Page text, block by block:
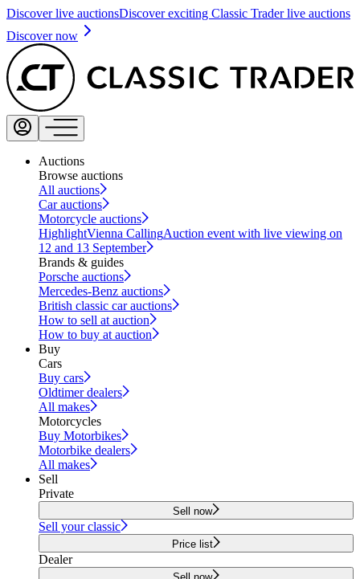
Discover live auctionsDiscover exciting Classic Trader live auctions
Discover now
Auctions
Browse auctions
All auctions
Car auctions
Motorcycle auctions
HighlightVienna CallingAuction event with live viewing on
12 and 13 September
Brands & guides
Porsche auctions
Mercedes-Benz auctions
British classic car auctions
How to sell at auction
How to buy at auction
Buy
Cars
Buy cars
Oldtimer dealers
All makes
Motorcycles
Buy Motorbikes
Motorbike dealers
All makes
Sell
Private
Sell now
Sell your classic
Price list
Dealer